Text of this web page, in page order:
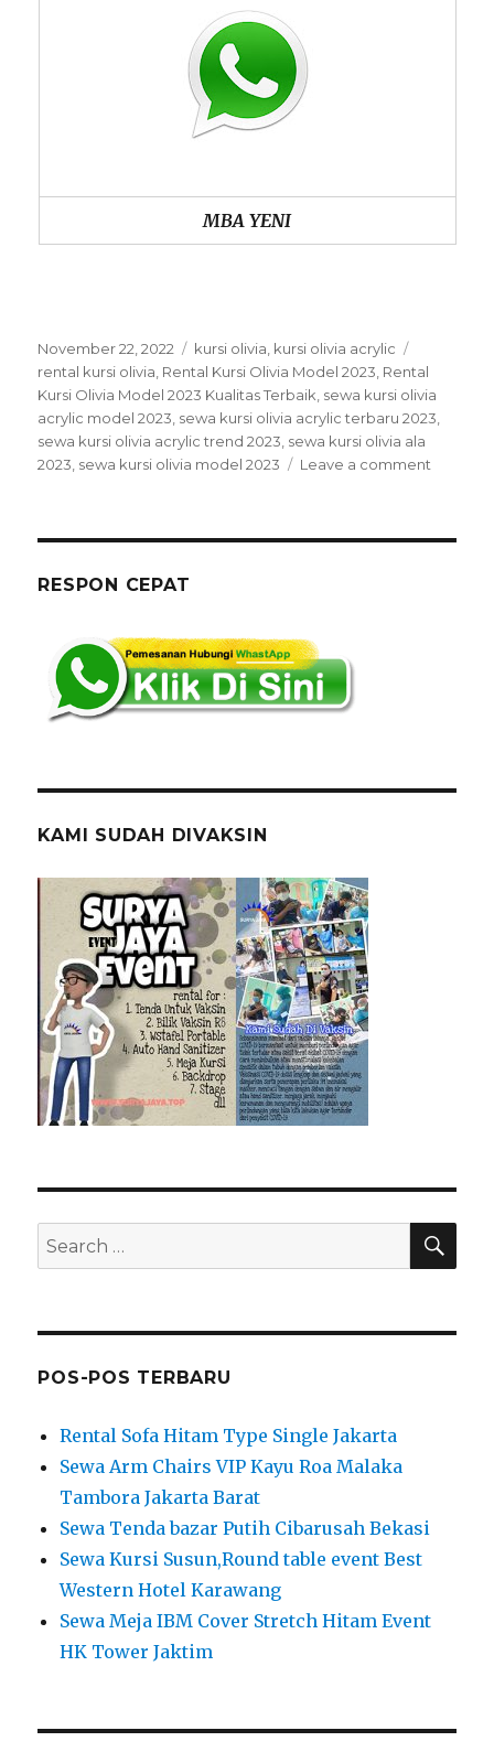
MBA YENI
Posted
on
November 22, 2022 Categories
kursi olivia, kursi olivia acrylic
rental kursi olivia, Rental Kursi Olivia Model 2023, Rental
Kursi Olivia Model 2023 Kualitas Terbaik, sewa kursi olivia
acrylic model 2023, sewa kursi olivia acrylic terbaru 2023,
sewa kursi olivia acrylic trend 2023, sewa kursi olivia ala
2023, sewa kursi olivia model 2023 Leave a comment
RESPON CEPAT
KAMI SUDAH DIVAKSIN
Search
for:
POS-POS TERBARU
Rental Sofa Hitam Type Single Jakarta
Sewa Arm Chairs VIP Kayu Roa Malaka
Tambora Jakarta Barat
Sewa Tenda bazar Putih Cibarusah Bekasi
Sewa Kursi Susun,Round table event Best
Western Hotel Karawang
Sewa Meja IBM Cover Stretch Hitam Event
HK Tower Jaktim